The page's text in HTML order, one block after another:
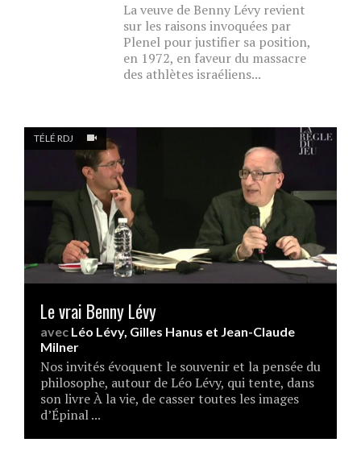
La veuve de Benny Lévy revient
sur les raisons invoquées par
Plenel pour justifier sa position,
en 1972, en faveur du massacre
des athlètes israéliens...
TÉLÉ RDJ
Le vrai Benny Lévy
avec Léo Lévy, Gilles Hanus et Jean-Claude
Milner
Nos invités évoquent le souvenir et la pensée du
philosophe, autour de Léo Lévy, qui tente, dans
son livre À la vie, de casser toutes les images
d’Épinal ...